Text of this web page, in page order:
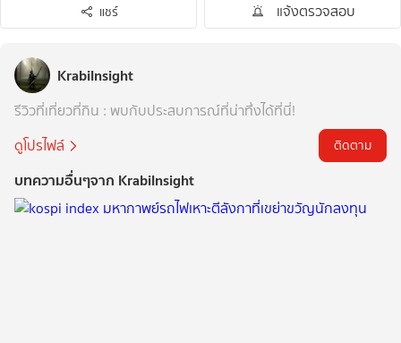
แชร์ แจ้งตรวจสอบ
KrabiInsight
รีวิวที่เที่ยวที่กิน : พบกับประสบการณ์ที่น่าทึ่งได้ที่นี่!
ดูโปรไฟล์
ติดตาม
บทความอื่นๆจาก KrabiInsight